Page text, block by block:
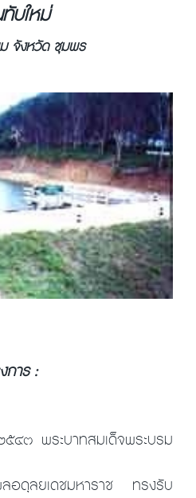
บใหม่
ม จังหวัด ชุมพร
การ :
๓ พระบาทสมเด็จพระบรม
อดุลยเดชมหาราช ทรงรับ